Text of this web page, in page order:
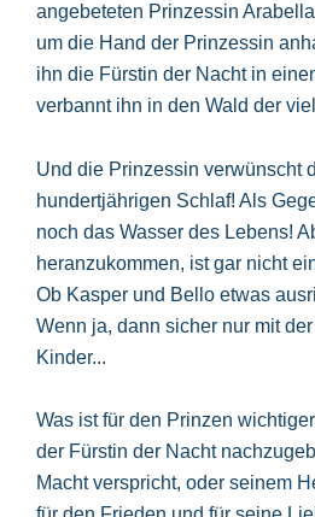
angebeteten Prinzessin
um die Hand der Prinzessin
ihn die Fürstin der Nacht in
verbannt ihn in den Wald der
Und die Prinzessin verwünscht
hundertjährigen Schlaf! Als
noch das Wasser des Lebens!
heranzukommen, ist gar nicht
Ob Kasper und Bello etwas
Wenn ja, dann sicher nur mit
Kinder...
Was ist für den Prinzen
der Fürstin der Nacht
Macht verspricht, oder seinem